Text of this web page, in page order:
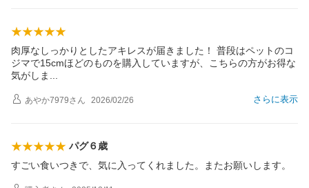
肉厚なしっかりとしたアキレスが届きました！ 普段はペットのコ
ジマで15cmほどのものを購入していますが、こちらの方がお得な
気がし ま
さらに表示
あやか7979さん 2026/02/26
パグ６歳
すごい食いつきで、気に入ってくれました。またお願いします。